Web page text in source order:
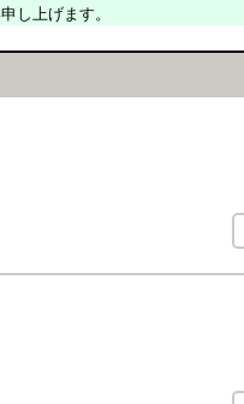
し上げます。